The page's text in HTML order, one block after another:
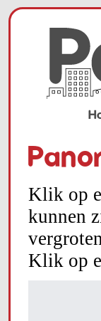
Klik op
kunnen
Klik op